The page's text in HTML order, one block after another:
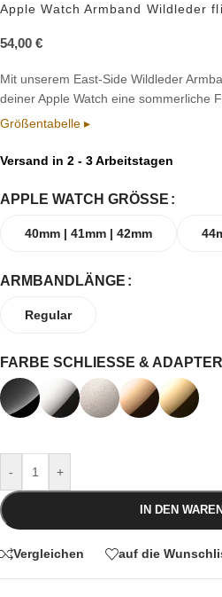
Apple Watch Armband Wildleder
54,00 €
Mit unserem East-Side Wildleder
deiner Apple Watch eine sommerliche
Größentabelle ▸
Versand in 2 - 3 Arbeitstagen
APPLE WATCH GRÖSSE
40mm | 41mm | 42mm
ARMBANDLÄNGE
Regular
FARBE SCHLIESSE & ADAPTER
- +
IN DEN
Vergleichen auf die